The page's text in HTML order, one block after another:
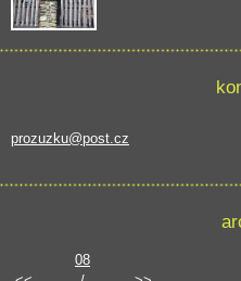
prozuzku@post.cz
08